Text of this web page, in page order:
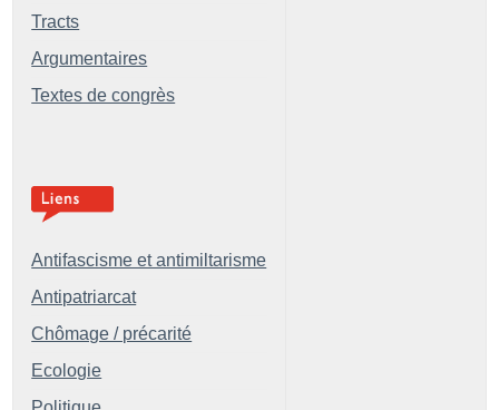
Tracts
Argumentaires
Textes de congrès
Antifascisme et antimiltarisme
Antipatriarcat
Chômage / précarité
Ecologie